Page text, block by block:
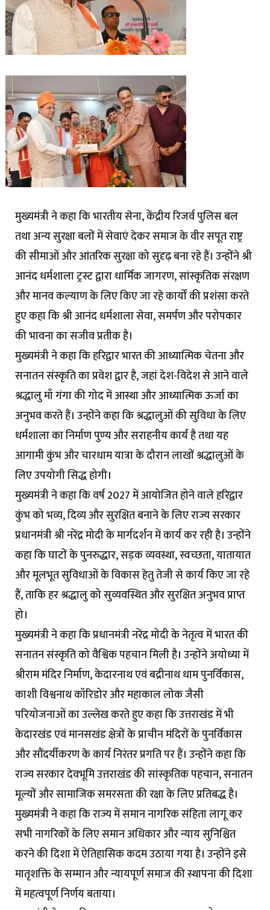
मुख्यमंत्री ने कहा कि भारतीय सेना, केंद्रीय रिजर्व पुलिस बल
तथा अन्य सुरक्षा बलों में सेवाएं देकर समाज के वीर सपूत राष्ट्र
की सीमाओं और आंतरिक सुरक्षा को सुदृढ़ बना रहे हैं। उन्होंने श्री
आनंद धर्मशाला ट्रस्ट द्वारा धार्मिक जागरण, सांस्कृतिक संरक्षण
और मानव कल्याण के लिए किए जा रहे कार्यों की प्रशंसा करते
हुए कहा कि श्री आनंद धर्मशाला सेवा, समर्पण और परोपकार
की भावना का सजीव प्रतीक है।
मुख्यमंत्री ने कहा कि हरिद्वार भारत की आध्यात्मिक चेतना और
सनातन संस्कृति का प्रवेश द्वार है, जहां देश-विदेश से आने वाले
श्रद्धालु माँ गंगा की गोद में आस्था और आध्यात्मिक ऊर्जा का
अनुभव करते हैं। उन्होंने कहा कि श्रद्धालुओं की सुविधा के लिए
धर्मशाला का निर्माण पुण्य और सराहनीय कार्य है तथा यह
आगामी कुंभ और चारधाम यात्रा के दौरान लाखों श्रद्धालुओं के
लिए उपयोगी सिद्ध होगी।
मुख्यमंत्री ने कहा कि वर्ष 2027 में आयोजित होने वाले हरिद्वार
कुंभ को भव्य, दिव्य और सुरक्षित बनाने के लिए राज्य सरकार
प्रधानमंत्री श्री नरेंद्र मोदी के मार्गदर्शन में कार्य कर रही है। उन्होंने
कहा कि घाटों के पुनरुद्धार, सड़क व्यवस्था, स्वच्छता, यातायात
और मूलभूत सुविधाओं के विकास हेतु तेजी से कार्य किए जा रहे
हैं, ताकि हर श्रद्धालु को सुव्यवस्थित और सुरक्षित अनुभव प्राप्त
हो।
मुख्यमंत्री ने कहा कि प्रधानमंत्री नरेंद्र मोदी के नेतृत्व में भारत की
सनातन संस्कृति को वैश्विक पहचान मिली है। उन्होंने अयोध्या में
श्रीराम मंदिर निर्माण, केदारनाथ एवं बद्रीनाथ धाम पुनर्विकास,
काशी विश्वनाथ कॉरिडोर और महाकाल लोक जैसी
परियोजनाओं का उल्लेख करते हुए कहा कि उत्तराखंड में भी
केदारखंड एवं मानसखंड क्षेत्रों के प्राचीन मंदिरों के पुनर्विकास
और सौंदर्यीकरण के कार्य निरंतर प्रगति पर हैं। उन्होंने कहा कि
राज्य सरकार देवभूमि उत्तराखंड की सांस्कृतिक पहचान, सनातन
मूल्यों और सामाजिक समरसता की रक्षा के लिए प्रतिबद्ध है।
मुख्यमंत्री ने कहा कि राज्य में समान नागरिक संहिता लागू कर
सभी नागरिकों के लिए समान अधिकार और न्याय सुनिश्चित
करने की दिशा में ऐतिहासिक कदम उठाया गया है। उन्होंने इसे
मातृशक्ति के सम्मान और न्यायपूर्ण समाज की स्थापना की दिशा
में महत्वपूर्ण निर्णय बताया।